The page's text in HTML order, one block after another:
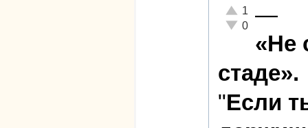
Отлично!
1
Неадекватно!
0 —
«Не
стаде».
"Если